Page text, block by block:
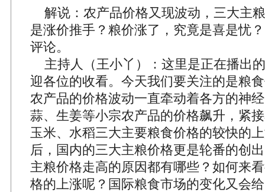
解说：农产品价格又现波动，三大主
是涨价推手？粮价涨了，究竟是喜是忧
评论。
主持人（王小丫）：这里是正在播出
迎各位的收看。今天我们要关注的是粮
农产品的价格波动一直牵动着各方的神
蒜、生姜等小宗农产品的价格飙升，紧
玉米、水稻三大主要粮食价格的较快的
后，国内的三大主粮价格更是轮番的创
主粮价格走高的原因都有哪些？如何来
格的上涨呢？国际粮食市场的变化又会